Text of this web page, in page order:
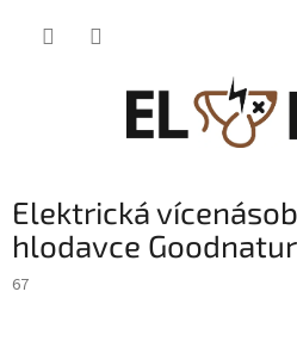
Elektrická
hlodavce
67